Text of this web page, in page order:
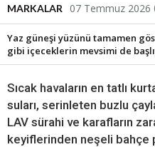
MARKALAR 07 Temmuz 2026
Yaz güneşi yüzünü tamamen
gibi içeceklerin mevsimi de
Sıcak havaların en tatlı
suları, serinleten buzlu
LAV sürahi ve karafların
keyiflerinden neşeli bahçe